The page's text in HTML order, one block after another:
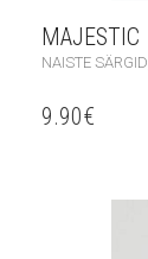
MAJESTIC
NAISTE SÄRGID
9.90€